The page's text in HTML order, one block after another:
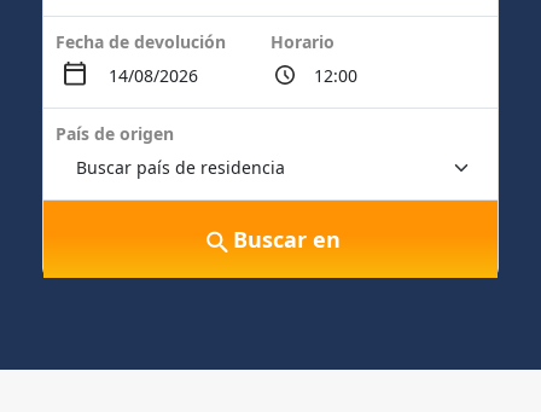
Fecha de devolución Horario
País de origen
Buscar en